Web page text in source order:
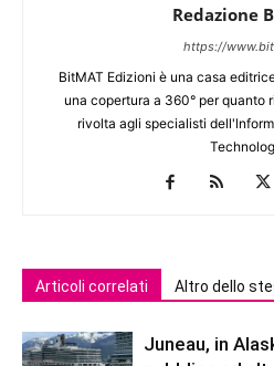
Redazione
https://
BitMAT Edizioni è una casa
una copertura a 360° per quanto
rivolta agli specialisti
Articoli correlati Altro dello
Juneau, in